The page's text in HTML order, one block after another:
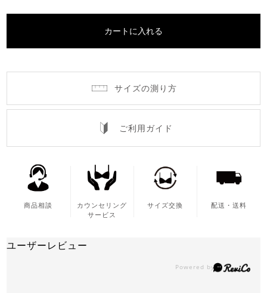
カートに入れる
サイズの測り方
ご利用ガイド
商品相談
カウンセリング
サービス
サイズ交換 配送・送料
ユーザーレビュー